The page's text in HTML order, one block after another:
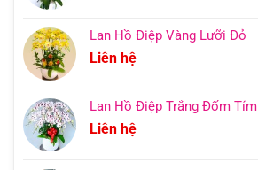
Lan Hồ Điệp Vàng Lưỡi Đỏ
Liên hệ
Lan Hồ Điệp Trắng Đốm Tím
Liên hệ